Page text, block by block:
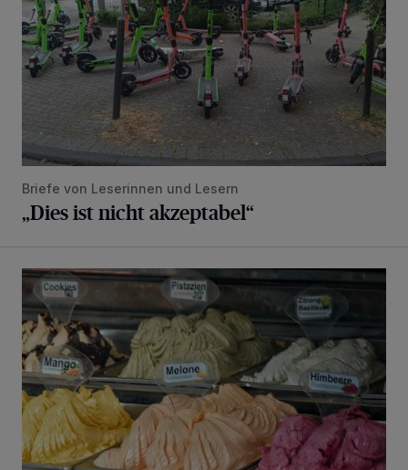
Briefe von Leserinnen und Lesern
„Dies ist nicht akzeptabel“
Sommerliche Impressionen aus der Elberfelder City